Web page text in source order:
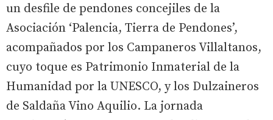
un desfile de pendones concejiles de la
Asociación ‘Palencia, Tierra de Pendones’,
acompañados por los Campaneros Villaltanos,
cuyo toque es Patrimonio Inmaterial de la
Humanidad por la UNESCO, y los Dulzaineros
de Saldaña Vino Aquilio. La jornada